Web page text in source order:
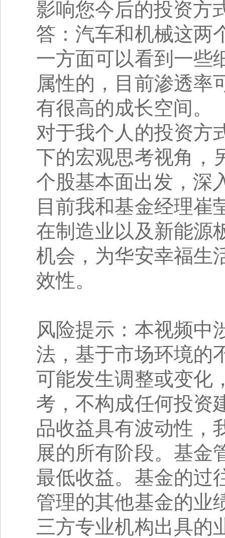
影响您今后的投资方
答：汽车和机械这两
一方面可以看到一些
属性的，目前渗透率
有很高的成长空间。
对于我个人的投资方
下的宏观思考视角，
个股基本面出发，深
目前我和基金经理崔
在制造业以及新能源
机会，为华安幸福生
效性。
风险提示：本视频中
法，基于市场环境的
可能发生调整或变化
考，不构成任何投资
品收益具有波动性，
展的所有阶段。基金
最低收益。基金的过
管理的其他基金的业
三方专业机构出具的